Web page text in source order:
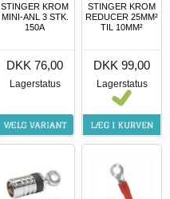
STINGER KROM
MINI-ANL 3 STK.
150A
DKK 76,00
Lagerstatus
STINGER KROM
REDUCER 25MM²
TIL 10MM²
DKK 99,00
Lagerstatus